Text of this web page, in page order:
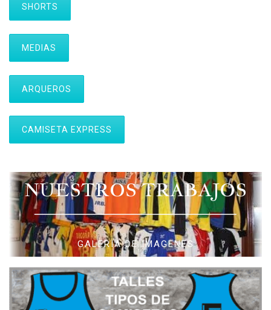
SHORTS
MEDIAS
ARQUEROS
CAMISETA EXPRESS
NUESTROS TRABAJOS
GALERIA DE IMAGENES